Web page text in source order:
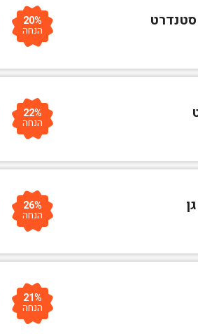
20%
הנחה
22%
הנחה
26%
הנחה
21%
הנחה